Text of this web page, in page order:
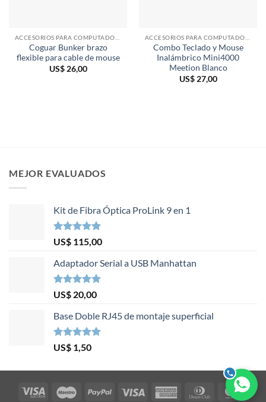
ACCESORIOS PARA COMPUTADORAS
Coguar Bunker brazo
flexible para cable de mouse
US$26,00
ACCESORIOS PARA COMPUTADORAS
Combo Teclado y Mouse
Inalámbrico Mini4000
Meetion Blanco
US$27,00
MEJOR EVALUADOS
Kit de Fibra Óptica ProLink 9 en 1
Valorado en
5.00
de 5
US$ 115,00
Adaptador Serial a USB Manhattan
Valorado en
5.00
de 5
US$ 20,00
Base Doble RJ45 de montaje superficial
Valorado en
5.00
de 5
US$ 1,50
Visa
Maestro PayPal Visa
American
Dinners